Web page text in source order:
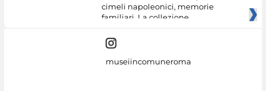
cimeli napoleonici, memorie
familiari. La collezione
museiincomuneroma